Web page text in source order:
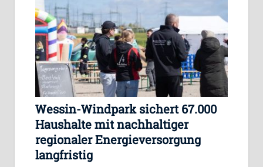
Wessin-Windpark sichert 67.000
Haushalte mit nachhaltiger
regionaler Energieversorgung
langfristig